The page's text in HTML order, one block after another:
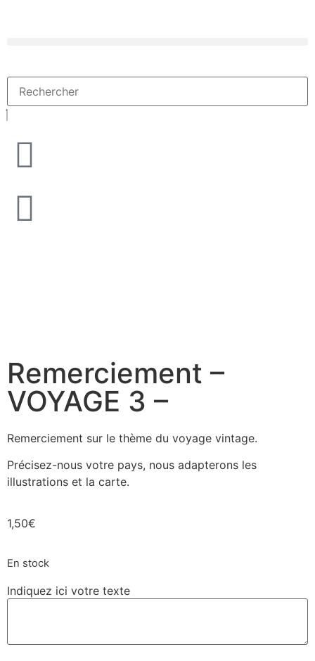
Remerciement –
VOYAGE 3 –
Remerciement sur le thème du voyage vintage.
Précisez-nous votre pays, nous adapterons les
illustrations et la carte.
1,50€
En stock
Indiquez ici votre texte